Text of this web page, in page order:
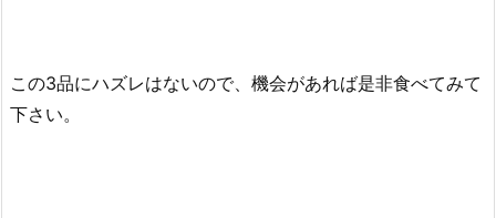
この3品にハズレはないので、機会があれば是非食べてみて
下さい。